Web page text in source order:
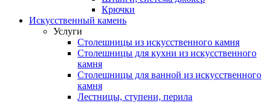
Крючки
Искусственный камень
Услуги
Столешницы из искусственного камня
Столешницы для кухни из искусственного
камня
Столешницы для ванной из искусственного
камня
Лестницы, ступени, перила